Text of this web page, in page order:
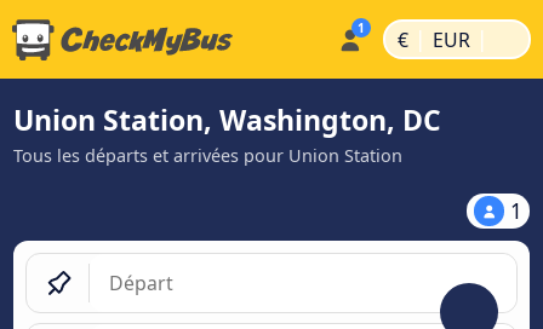
€ | EUR |
Union Station, Washington, DC
Tous les départs et arrivées pour Union Station
1